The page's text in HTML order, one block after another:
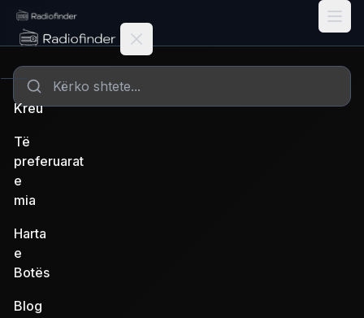
Radiofinder home
Kreu
Të
preferuarat
e
mia
Harta
e
Botës
Blog